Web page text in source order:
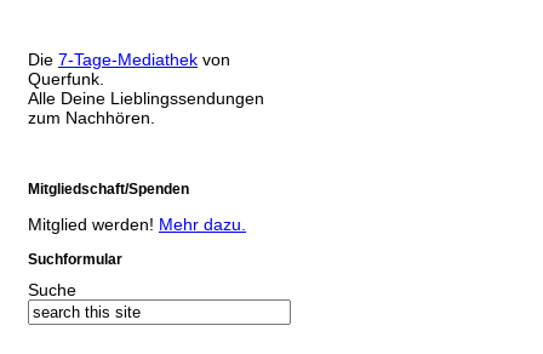
Die 7-Tage-Mediathek von
Querfunk.
Alle Deine Lieblingssendungen
zum Nachhören.
Mitgliedschaft/Spenden
Mitglied werden! Mehr dazu.
Suchformular
Suche